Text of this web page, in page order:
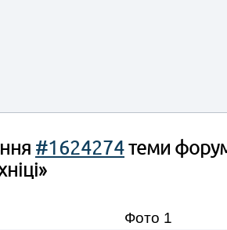
#1624274теми
Фото 1